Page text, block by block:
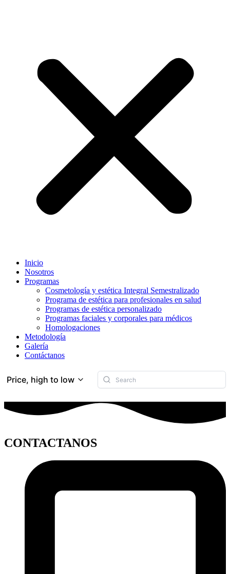
Inicio
Nosotros
Programas
Cosmetología y estética Integral Semestralizado
Programa de estética para profesionales en salud
Programas de estética personalizado
Programas faciales y corporales para médicos
Homologaciones
Metodología
Galería
Contáctanos
Price, high to low
CONTACTANOS